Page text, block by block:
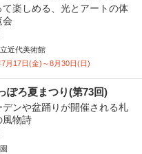
て楽しめる、光とアートの体
会
近代美術館
7月17日(金)～8月30日(日)
ぽろ夏まつり(第73回)
デンや盆踊りが開催される札
風物詩